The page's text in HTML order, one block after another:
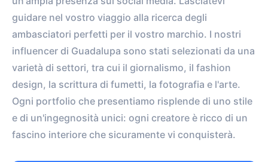
guidare nel vostro viaggio alla ricerca degli
ambasciatori perfetti per il vostro marchio. I nostri
influencer di Guadalupa sono stati selezionati da una
varietà di settori, tra cui il giornalismo, il fashion
design, la scrittura di fumetti, la fotografia e l'arte.
Ogni portfolio che presentiamo risplende di uno stile
e di un'ingegnosità unici: ogni creatore è ricco di un
fascino interiore che sicuramente vi conquisterà.